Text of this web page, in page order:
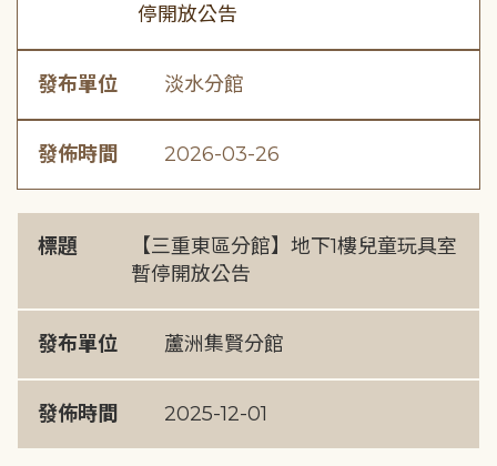
停開放公告
發布單位 淡水分館
發佈時間 2026-03-26
標題
【三重東區分館】地下1樓兒童玩具室
暫停開放公告
發布單位 蘆洲集賢分館
發佈時間 2025-12-01